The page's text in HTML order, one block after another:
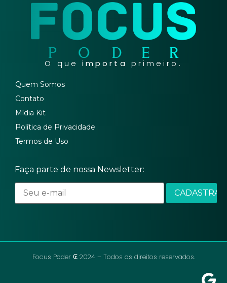
O que importa primeiro.
Quem Somos
Contato
Mídia Kit
Política de Privacidade
Termos de Uso
Faça parte de nossa Newsletter:
Focus Poder ₢ 2024 – Todos os direitos reservados.